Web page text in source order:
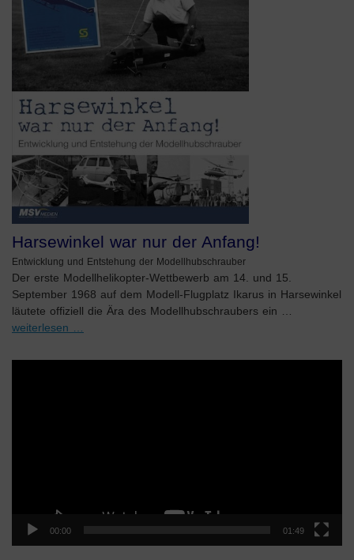
Harsewinkel war nur der Anfang!
Entwicklung und Entstehung der Modellhubschrauber
Der erste Modellhelikopter-Wettbewerb am 14. und 15.
September 1968 auf dem Modell-Flugplatz Ikarus in Harsewinkel
läutete offiziell die Ära des Modellhubschraubers ein …
weiterlesen …
00:00 01:49